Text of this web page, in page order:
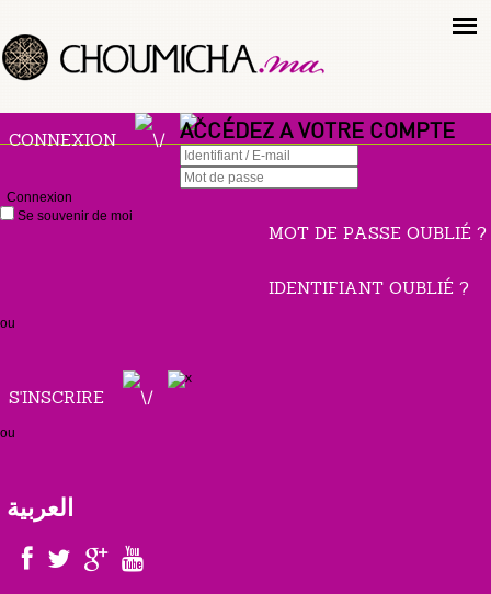
CONNEXION ACCÉDEZ A VOTRE COMPTE
Connexion
Se souvenir de moi
MOT DE PASSE OUBLIÉ ?
IDENTIFIANT OUBLIÉ ?
ou
S'INSCRIRE
ou
العربية